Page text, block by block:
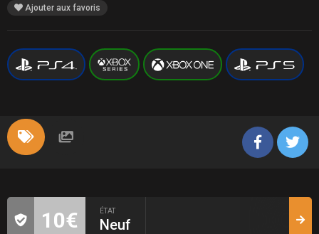
Ajouter aux favoris
10€ ÉTAT
Neuf